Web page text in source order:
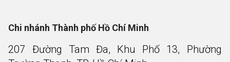
Chi nhánh Thành phố Hồ Chí Minh
207 Đường Tam Đa, Khu Phố 13, Phường